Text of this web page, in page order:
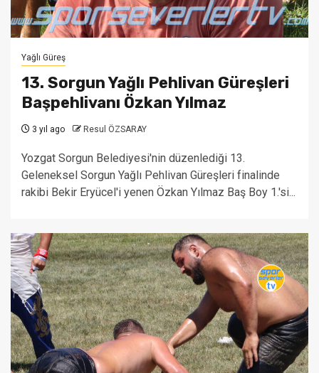
Yağlı Güreş
13. Sorgun Yağlı Pehlivan Güreşleri
Başpehlivanı Özkan Yılmaz
3 yıl ago Resul ÖZSARAY
Yozgat Sorgun Belediyesi'nin düzenlediği 13.
Geleneksel Sorgun Yağlı Pehlivan Güreşleri finalinde
rakibi Bekir Eryücel'i yenen Özkan Yılmaz Baş Boy 1.'si...